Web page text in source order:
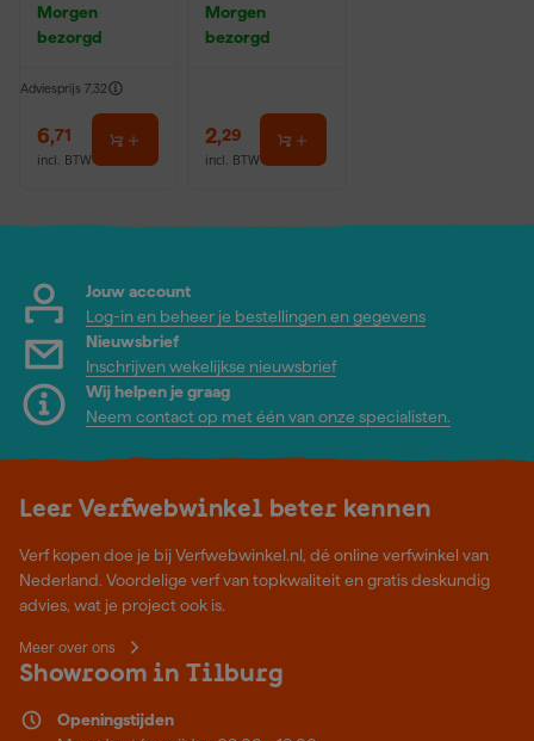
1L
Morgen
bezorgd
Adviesprijs 7,32
6,71
incl. BTW
Morgen
bezorgd
2,29
incl. BTW
Jouw account
Log-in en beheer je bestellingen en gegevens
Nieuwsbrief
Inschrijven wekelijkse nieuwsbrief
Wij helpen je graag
Neem contact op met één van onze specialisten.
Leer Verfwebwinkel beter kennen
Verf kopen doe je bij Verfwebwinkel.nl, dé online verfwinkel van
Nederland. Voordelige verf van topkwaliteit en gratis deskundig
advies, wat je project ook is.
Meer over ons
Showroom in Tilburg
Openingstijden